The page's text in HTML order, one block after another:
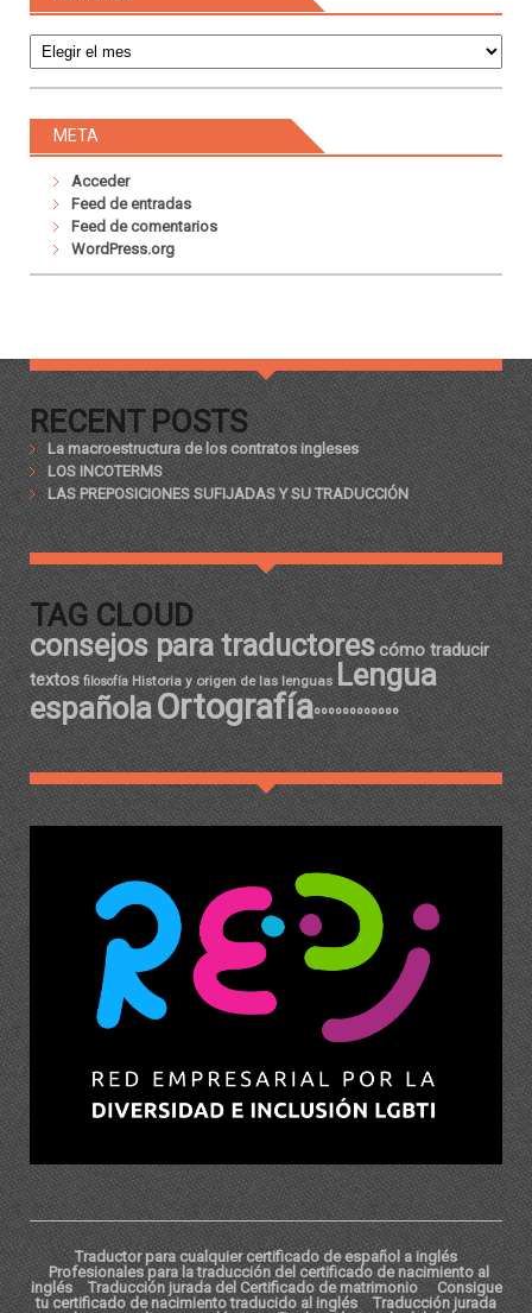
META
Acceder
Feed de entradas
Feed de comentarios
WordPress.org
RECENT POSTS
La macroestructura de los contratos ingleses
LOS INCOTERMS
LAS PREPOSICIONES SUFIJADAS Y SU TRADUCCIÓN
TAG CLOUD
consejos para traductorescómo traducir
textos filosofía Historia y origen de las lenguas Lengua
españolaOrtografíaºººººººººººº
Traductor para cualquier certificado de español a inglés
Profesionales para la traducción del certificado de nacimiento al
inglés
Traducción jurada del Certificado de matrimonio
Consigue
tu certificado de nacimiento traducido al inglés
Traducción jurada